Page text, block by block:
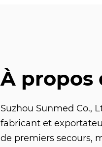
À propos
Suzhou Sunmed Co.,
fabricant et
de premiers secours,